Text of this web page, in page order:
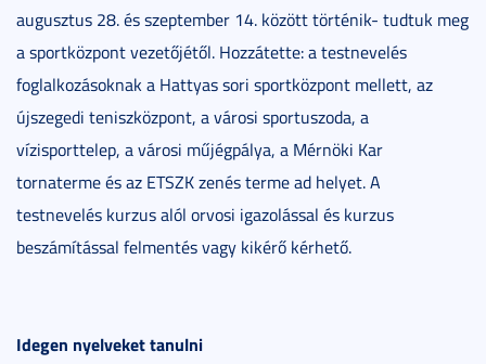
augusztus 28. és szeptember 14. között történik- tudtuk meg
a sportközpont vezetőjétől. Hozzátette: a testnevelés
foglalkozásoknak a Hattyas sori sportközpont mellett, az
újszegedi teniszközpont, a városi sportuszoda, a
vízisporttelep, a városi műjégpálya, a Mérnöki Kar
tornaterme és az ETSZK zenés terme ad helyet. A
testnevelés kurzus alól orvosi igazolással és kurzus
beszámítással felmentés vagy kikérő kérhető.
Idegen nyelveket tanulni